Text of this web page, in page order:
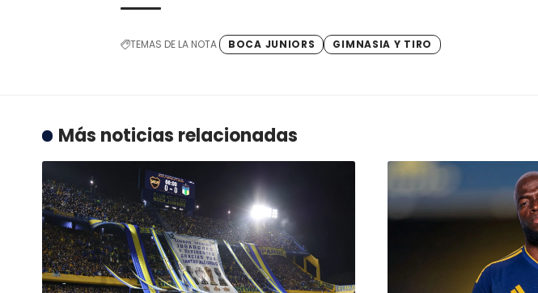
TEMAS DE LA NOTA BOCA JUNIORS GIMNASIA Y TIRO
Más noticias relacionadas